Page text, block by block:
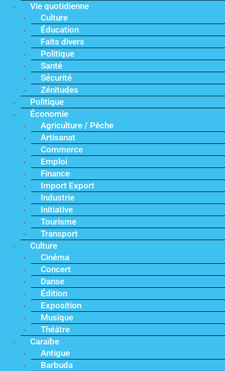
Vie quotidienne
Culture
Éducation
Faits divers
Politique
Santé
Sécurité
Zénitudes
Politique
Économie
Agriculture / Pêche
Artisanat
Commerce
Emploi
Finance
Import Export
Industrie
Initiative
Tourisme
Transport
Culture
Cinéma
Concert
Danse
Édition
Exposition
Musique
Théâtre
Caraïbe
Antigue
Barbuda